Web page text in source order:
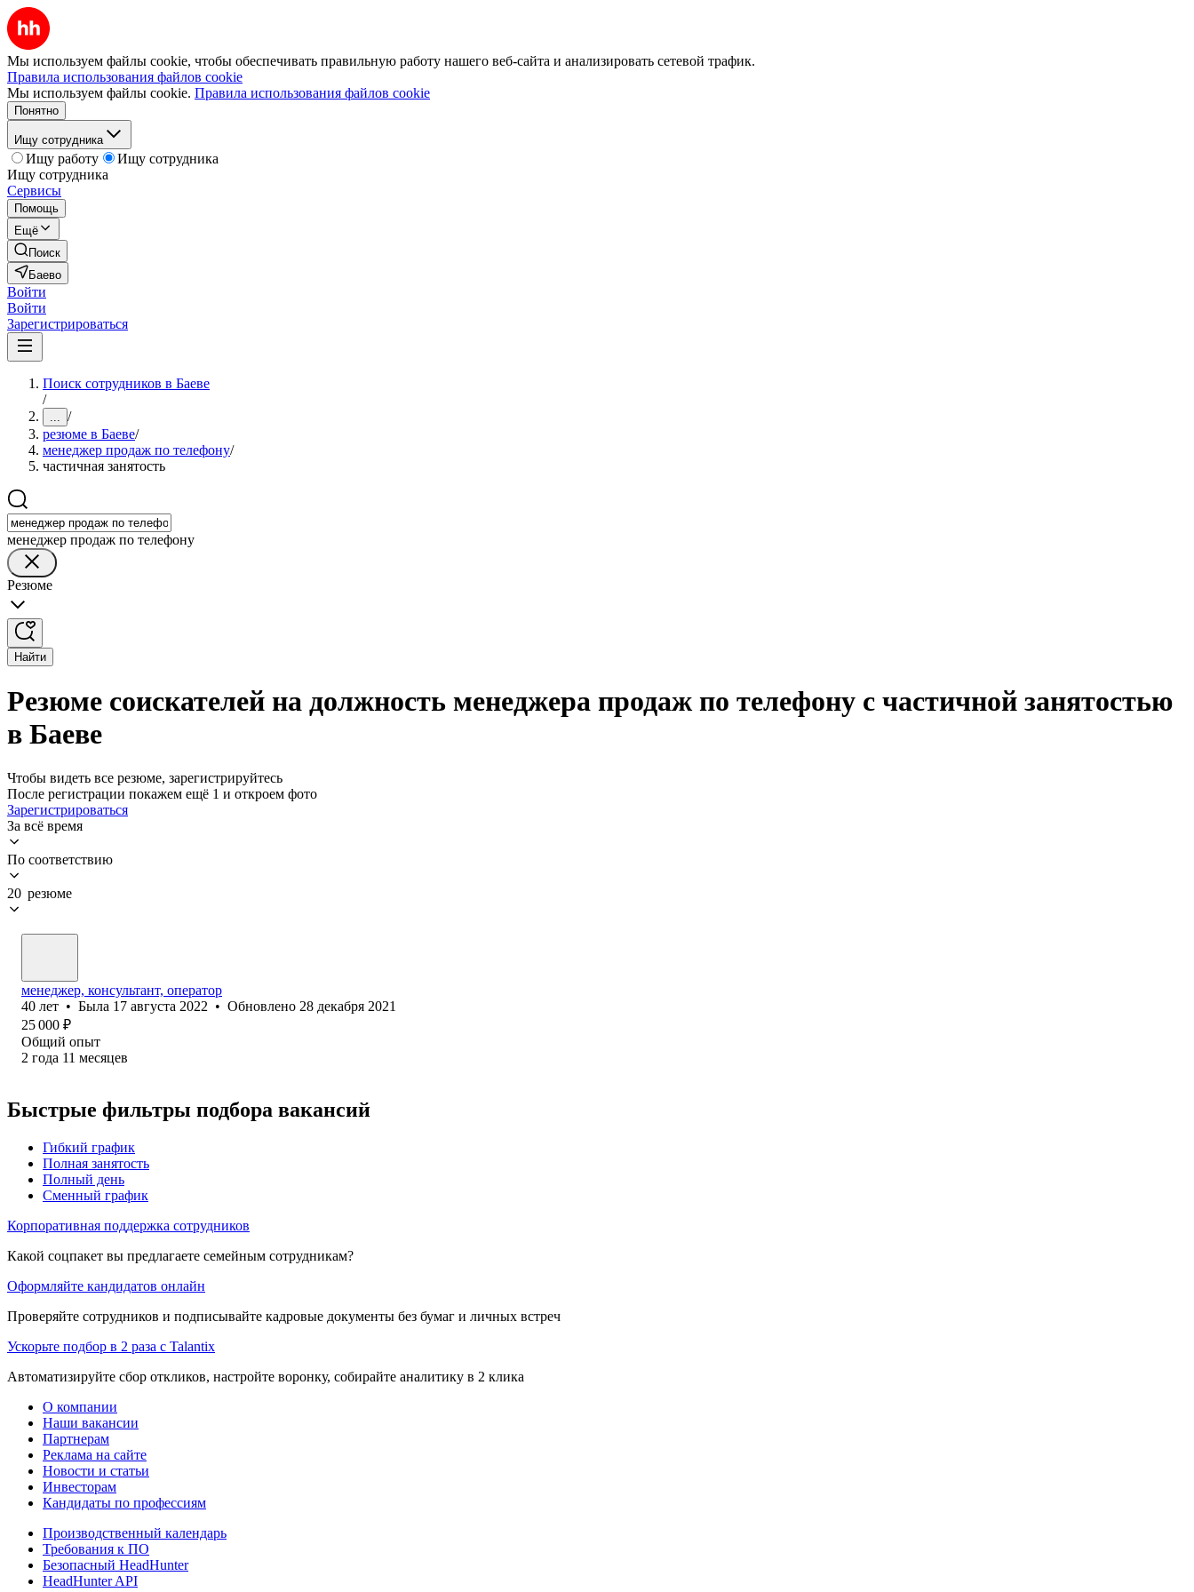
Мы используем файлы cookie, чтобы обеспечивать правильную работу нашего веб-сайта и анализировать сетевой трафик.
Правила использования файлов cookie
Мы используем файлы cookie. Правила использования файлов cookie
Понятно
Ищу сотрудника
Ищу работу
Ищу сотрудника
Ищу сотрудника
Сервисы
Помощь
Ещё
Поиск
Баево
Войти
Войти
Зарегистрироваться
Поиск сотрудников в Баеве
/
... /
резюме в Баеве/
менеджер продаж по телефону/
частичная занятость
менеджер продаж по телефону
Резюме
Найти
Резюме соискателей на должность менеджера продаж по телефону с частичной занятостью
в Баеве
Чтобы видеть все резюме, зарегистрируйтесь
После регистрации покажем ещё 1 и откроем фото
Зарегистрироваться
За всё время
По соответствию
20 резюме
менеджер, консультант, оператор
40 лет • Была 17 августа 2022 • Обновлено 28 декабря 2021
25 000 ₽
Общий опыт
2 года 11 месяцев
Быстрые фильтры подбора вакансий
Гибкий график
Полная занятость
Полный день
Сменный график
Корпоративная поддержка сотрудников
Какой соцпакет вы предлагаете семейным сотрудникам?
Оформляйте кандидатов онлайн
Проверяйте сотрудников и подписывайте кадровые документы без бумаг и личных встреч
Ускорьте подбор в 2 раза с Talantix
Автоматизируйте сбор откликов, настройте воронку, собирайте аналитику в 2 клика
О компании
Наши вакансии
Партнерам
Реклама на сайте
Новости и статьи
Инвесторам
Кандидаты по профессиям
Производственный календарь
Требования к ПО
Безопасный HeadHunter
HeadHunter API